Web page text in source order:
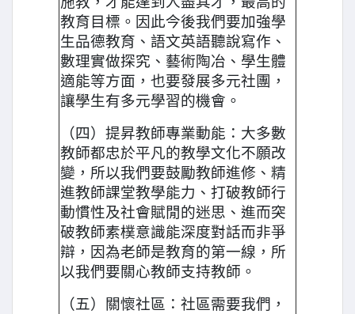
教育目標。因此今後我們要加強學
生品德教育、語文英語聽說寫作、
數理實做探究、藝術陶冶、學生體
適能等方面，也要發展多元社團，
讓學生有多元學習的機會。
（四）提昇教師專業動能：大多數
教師都忠於平凡的教學文化不願改
變，所以我們要鼓勵教師進修、精
進教師課堂教學能力、打破教師行
動慣性及社會賦閒的迷思、進而突
破教師素樸意識能深度對話而非爭
辯，因為老師是教育的第一線，所
以我們要關心教師支持教師。
（五）關懷社區：社區需要我們，